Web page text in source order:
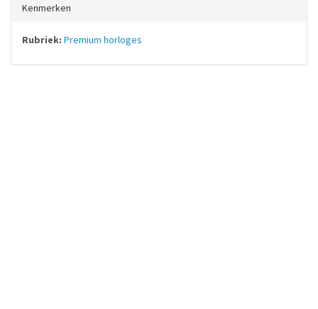
Kenmerken
Rubriek: Premium horloges